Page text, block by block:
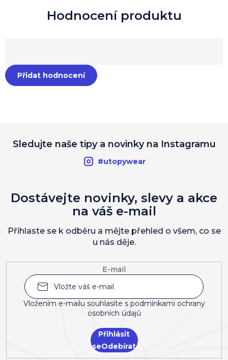
Přidat hodnocení
Sledujte naše tipy a novinky na Instagramu
#utopywear
E-mail
Vložením e-mailu souhlasíte s podmínkami ochrany
osobních údajů
Přihlásit
se
Dostávejte novinky, slevy a akce
na váš e-mail
Přihlaste se k odběru a mějte přehled o všem, co se
u nás děje.